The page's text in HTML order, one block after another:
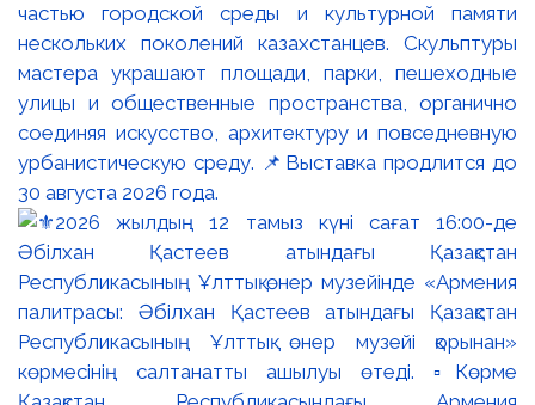
частью городской среды и культурной памяти
нескольких поколений казахстанцев. Скульптуры
мастера украшают площади, парки, пешеходные
улицы и общественные пространства, органично
соединяя искусство, архитектуру и повседневную
урбанистическую среду. 📌Выставка продлится до
30 августа 2026 года.